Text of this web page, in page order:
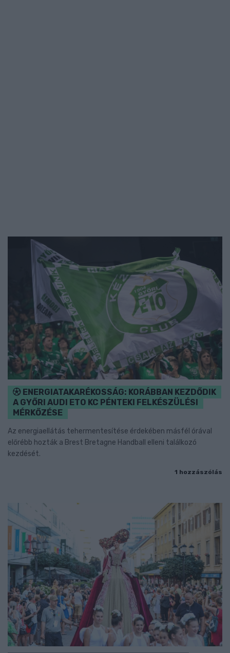
ENERGIATAKARÉKOSSÁG: KORÁBBAN KEZDŐDIK
A GYŐRI AUDI ETO KC PÉNTEKI FELKÉSZÜLÉSI
MÉRKŐZÉSE
Az energiaellátás tehermentesítése érdekében másfél órával
előrébb hozták a Brest Bretagne Handball elleni találkozó
kezdését.
1 hozzászólás